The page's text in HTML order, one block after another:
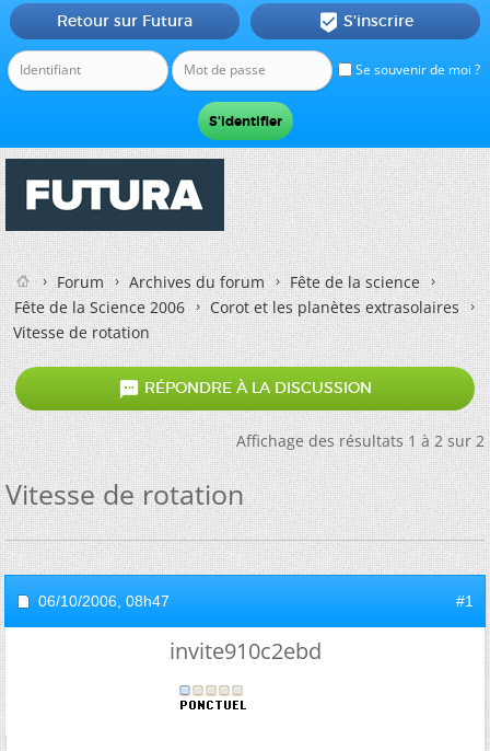
Se souvenir de moi ?
Retour sur Futura  S'inscrire
Forum Archives du forum
Fête de la science
Fête de la Science 2006
Corot et les planètes extrasolaires
Vitesse de rotation
 RÉPONDRE À LA DISCUSSION
Affichage des résultats 1 à 2 sur 2
Vitesse de rotation
06/10/2006, 08h47 #1
invite910c2ebd